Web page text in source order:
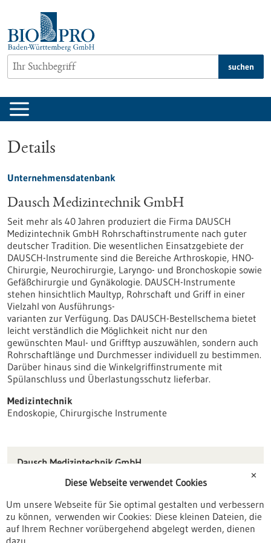
springen
suchen
Details
Unternehmensdatenbank
Dausch Medizintechnik GmbH
Seit mehr als 40 Jahren produziert die Firma DAUSCH
Medizintechnik GmbH Rohrschaftinstrumente nach guter
deutscher Tradition. Die wesentlichen Einsatzgebiete der
DAUSCH-Instrumente sind die Bereiche Arthroskopie, HNO-
Chirurgie, Neurochirurgie, Laryngo- und Bronchoskopie sowie
Gefäßchirurgie und Gynäkologie. DAUSCH-Instrumente
stehen hinsichtlich Maultyp, Rohrschaft und Griff in einer
Vielzahl von Ausführungs-
varianten zur Verfügung. Das DAUSCH-Bestellschema bietet
leicht verständlich die Möglichkeit nicht nur den
gewünschten Maul- und Grifftyp auszuwählen, sondern auch
Rohrschaftlänge und Durchmesser individuell zu bestimmen.
Darüber hinaus sind die Winkelgriffinstrumente mit
Spülanschluss und Überlastungsschutz lieferbar.
Medizintechnik
Endoskopie, Chirurgische Instrumente
Dausch Medizintechnik GmbH
78573 Wurmlingen
info(at)dausch.com
www.dausch.com
✕
Diese Webseite verwendet Cookies
Um unsere Webseite für Sie optimal gestalten und verbessern
zu können, verwenden wir Cookies: Diese kleinen Dateien, die
auf Ihrem Rechner vorübergehend abgelegt werden, dienen
dazu